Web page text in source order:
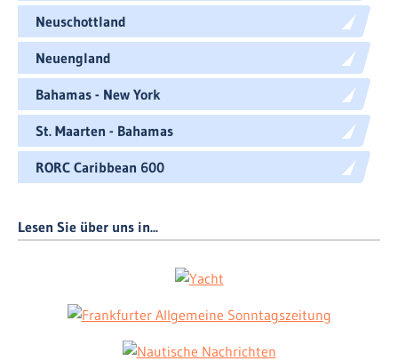
Neuschottland
Neuengland
Bahamas - New York
St. Maarten - Bahamas
RORC Caribbean 600
Lesen Sie über uns in...